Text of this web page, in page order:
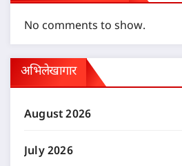
No comments to show.
अभिलेखागार
August 2026
July 2026